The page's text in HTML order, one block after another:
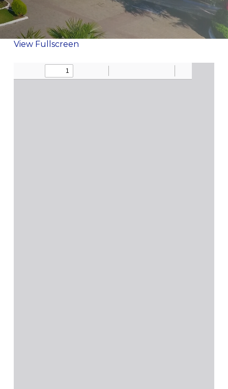
View Fullscreen